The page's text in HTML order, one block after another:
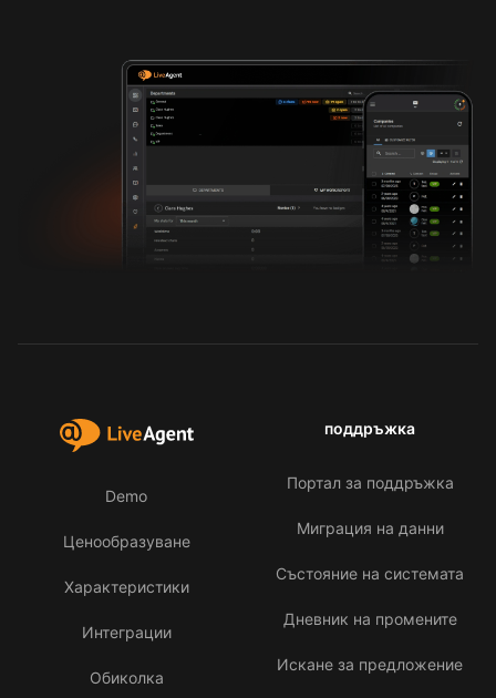
Demo
Ценообразуване
Характеристики
Интеграции
Обиколка
поддръжка
Портал за поддръжка
Миграция на данни
Състояние на системата
Дневник на промените
Искане за предложение